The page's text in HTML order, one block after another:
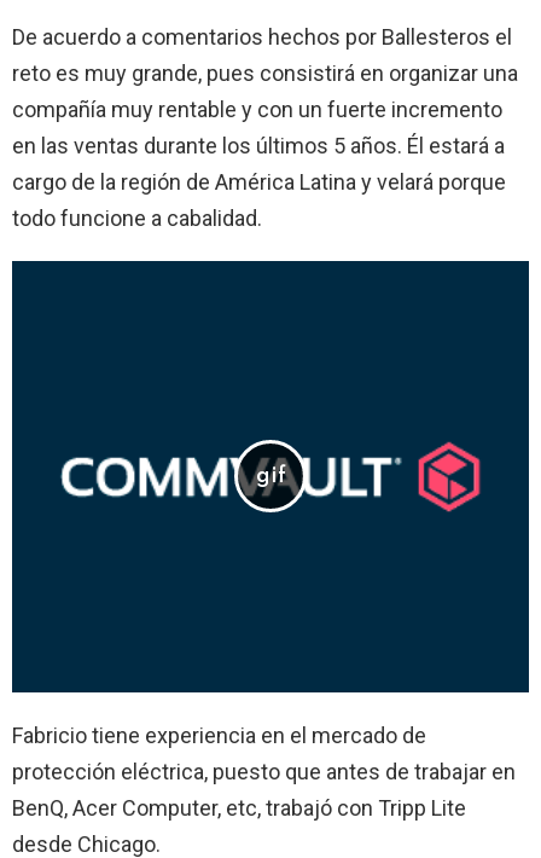
De acuerdo a comentarios hechos por Ballesteros el
reto es muy grande, pues consistirá en organizar una
compañía muy rentable y con un fuerte incremento
en las ventas durante los últimos 5 años. Él estará a
cargo de la región de América Latina y velará porque
todo funcione a cabalidad.
Fabricio tiene experiencia en el mercado de
protección eléctrica, puesto que antes de trabajar en
BenQ, Acer Computer, etc, trabajó con Tripp Lite
desde Chicago.